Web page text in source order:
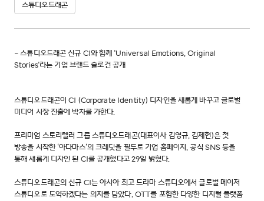
스튜디오드래곤
- 스튜디오드래곤 신규 CI와 함께 'Universal Emotions, Original
Stories'라는 기업 브랜드 슬로건 공개
스튜디오드래곤이 CI (Corporate Identity) 디자인을 새롭게 바꾸고 글로벌
미디어 시장 진출에 박차를 가한다.
프리미엄 스토리텔러 그룹 스튜디오드래곤(대표이사 김영규, 김제현)은 첫
방송을 시작한 ‘아다마스’의 크레딧을 필두로 기업 홈페이지, 공식 SNS 등을
통해 새롭게 디자인 된 CI를 공개했다고 29일 밝혔다.
스튜디오드래곤의 신규 CI는 아시아 최고 드라마 스튜디오에서 글로벌 메이저
스튜디오로 도약하겠다는 의지를 담았다. OTT를 포함한 다양한 디지털 플랫폼